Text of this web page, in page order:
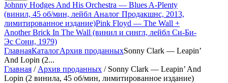
Johnny Hodges And His Orchestra — Blues A-Plenty
(винил, 45 об/мин, лейбл Аналог Продакшнс, 2013,
лимитированное издание)Pink Floyd — The Wall +
Another Brick In The Wall (винил и сингл, лейбл Си-Би-
Эс Сони, 1979)
ГлавнаяКаталогАрхив проданныхSonny Clark — Leapin’
And Lopin (2...
Главная / Архив проданных / Sonny Clark — Leapin’ And
Lopin (2 винила, 45 об/мин, лимитированное издание)